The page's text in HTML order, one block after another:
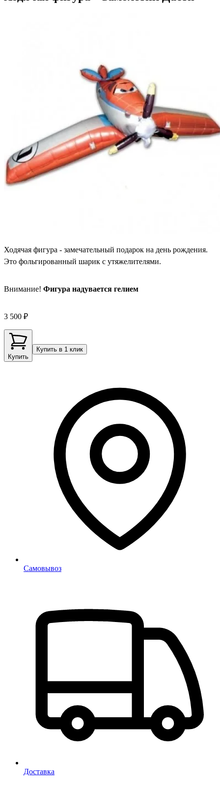
Ходячая фигура - замечательный подарок на день рождения.
Это фольгированный шарик с утяжелителями.
Внимание! Фигура надувается гелием
3 500 ₽
Купить
Купить в 1 клик
Самовывоз
Доставка